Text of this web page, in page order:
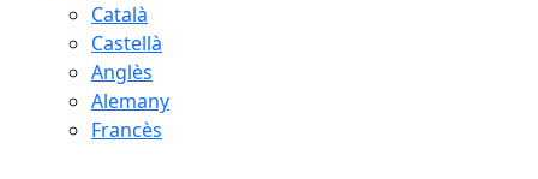
Català
Castellà
Anglès
Alemany
Francès